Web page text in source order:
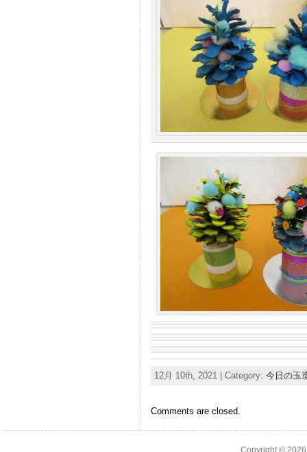
12月 10th, 2021 | Category: 今日の玉
Comments are closed.
Copyright ©